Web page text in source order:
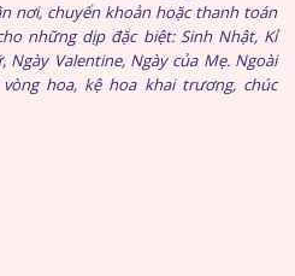
nơi, chuyển khoản hoặc thanh toán
những dịp đặc biệt: Sinh Nhật, Kỉ
Ngày Valentine, Ngày của Mẹ. Ngoài
hoa, kệ hoa khai trương, chúc